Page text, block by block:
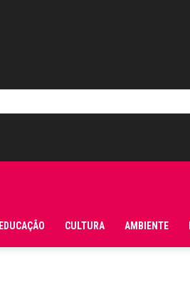
EDUCAÇÃO CULTURA AMBIENTE